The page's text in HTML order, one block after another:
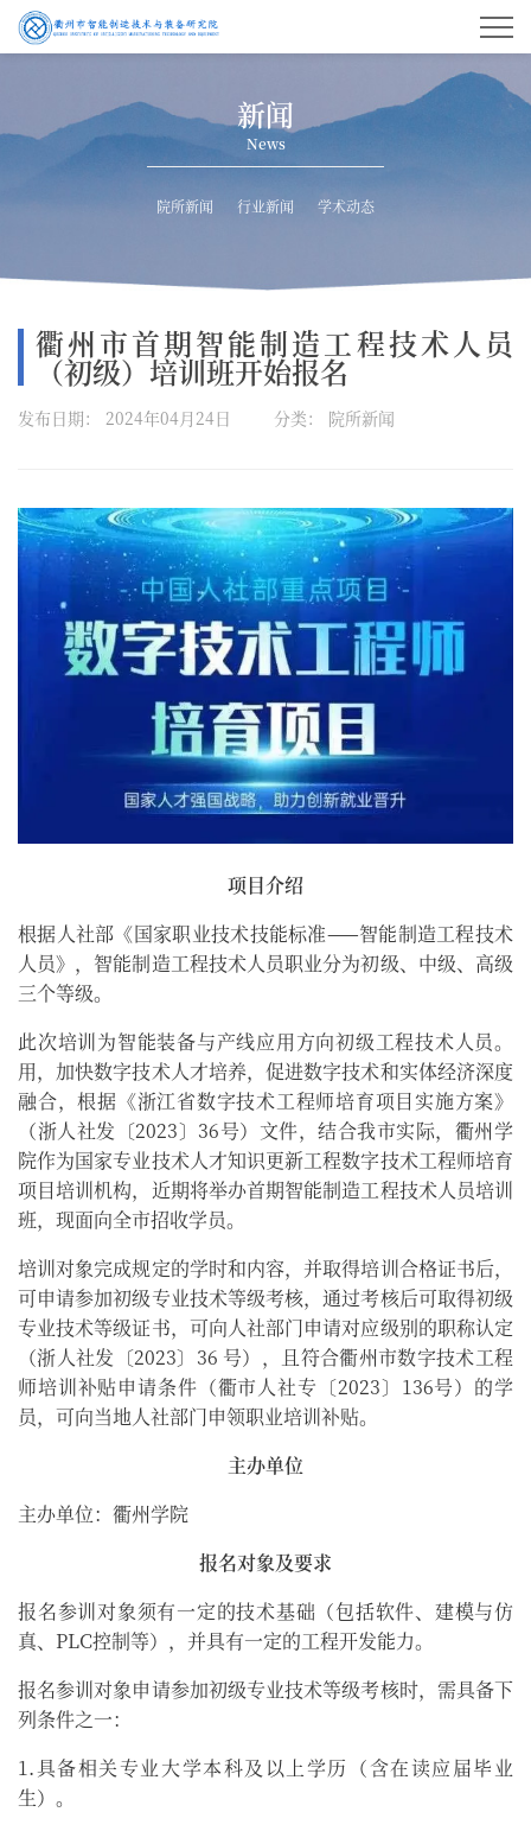
新闻
News
院所新闻 行业新闻 学术动态
衢州市首期智能制造工程技术人员
（初级）培训班开始报名
发布日期： 2024年04月24日 分类： 院所新闻
项目介绍
根据人社部《国家职业技术技能标准——智能制造工程技术
人员》，智能制造工程技术人员职业分为初级、中级、高级
三个等级。
此次培训为智能装备与产线应用方向初级工程技术人员。
用，加快数字技术人才培养，促进数字技术和实体经济深度
融合，根据《浙江省数字技术工程师培育项目实施方案》
（浙人社发〔2023〕36号）文件，结合我市实际，衢州学
院作为国家专业技术人才知识更新工程数字技术工程师培育
项目培训机构，近期将举办首期智能制造工程技术人员培训
班，现面向全市招收学员。
培训对象完成规定的学时和内容，并取得培训合格证书后，
可申请参加初级专业技术等级考核，通过考核后可取得初级
专业技术等级证书，可向人社部门申请对应级别的职称认定
（浙人社发〔2023〕36 号），且符合衢州市数字技术工程
师培训补贴申请条件（衢市人社专〔2023〕136号）的学
员，可向当地人社部门申领职业培训补贴。
主办单位
主办单位：衢州学院
报名对象及要求
报名参训对象须有一定的技术基础（包括软件、建模与仿
真、PLC控制等），并具有一定的工程开发能力。
报名参训对象申请参加初级专业技术等级考核时，需具备下
列条件之一：
1.具备相关专业大学本科及以上学历（含在读应届毕业
生）。